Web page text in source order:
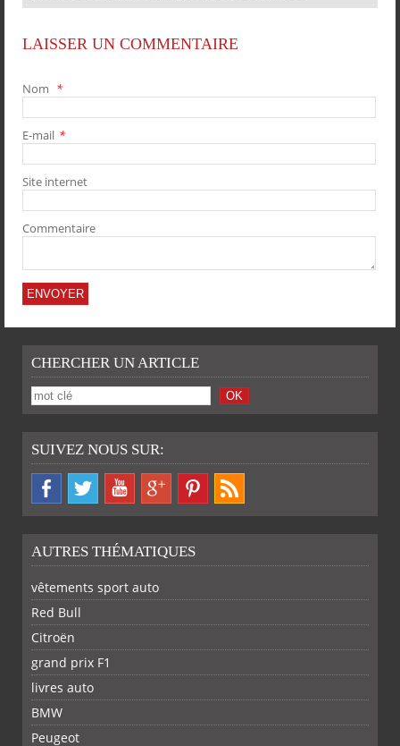
SUR SUR
LAISSER UN COMMENTAIRE
Nom *
E-mail *
Site internet
Commentaire
CHERCHER UN ARTICLE
SUIVEZ NOUS SUR:
AUTRES THÉMATIQUES
vêtements sport auto
Red Bull
Citroën
grand prix F1
livres auto
BMW
Peugeot